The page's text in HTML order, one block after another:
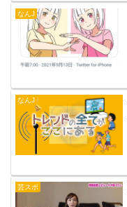
なんJ
なんJ
芸スポ